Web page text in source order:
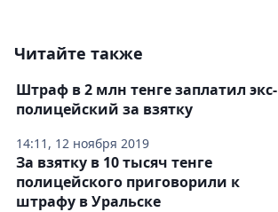
Читайте также
14:11, 12 ноября 2019
Штраф в 2 млн тенге заплатил экс-
полицейский за взятку
За взятку в 10 тысяч тенге
полицейского приговорили к
штрафу в Уральске